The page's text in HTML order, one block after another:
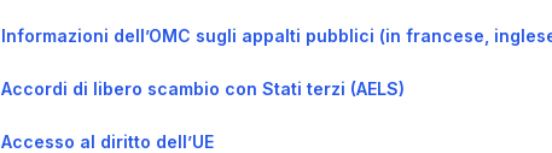
Informazioni dell’OMC sugli appalti pubblici (in francese,
Accordi di libero scambio con Stati terzi (AELS)
Accesso al diritto dell’UE